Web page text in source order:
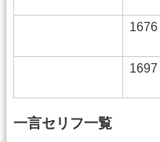
1676
1697
一言セリフ一覧